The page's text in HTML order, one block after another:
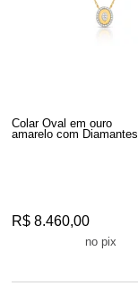
Colar Oval em ouro
amarelo com Diamantes
R$ 8.460,00
no pix